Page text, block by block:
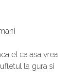
el ca asa vrea
la gura si